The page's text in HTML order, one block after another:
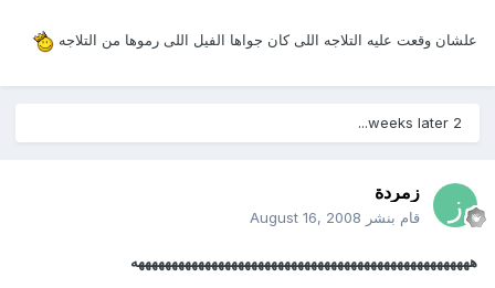
علشان وقعت عليه التلاجه اللى كان جواها الفيل اللى رموها من التلاجه
2 weeks later...
زمردة
قام بنشر August 16, 2008
هههههههههههههههههههههههههههههههههههههههههههههههههههه